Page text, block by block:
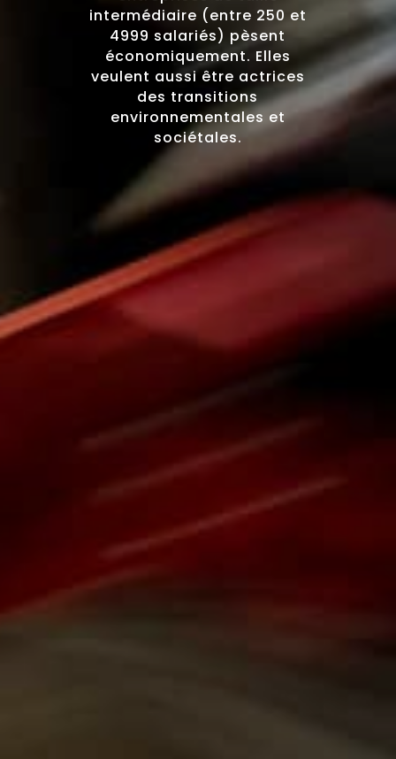
intermédiaire (entre 250 et
4999 salariés) pèsent
économiquement. Elles
veulent aussi être actrices
des transitions
environnementales et
sociétales.